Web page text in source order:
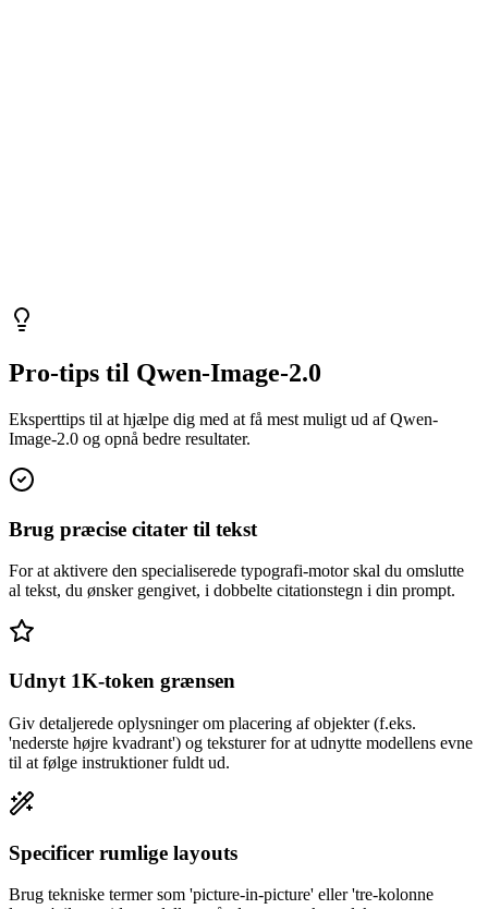
Pro-tips til Qwen-Image-2.0
Eksperttips til at hjælpe dig med at få mest muligt ud af Qwen-
Image-2.0 og opnå bedre resultater.
Brug præcise citater til tekst
For at aktivere den specialiserede typografi-motor skal du omslutte
al tekst, du ønsker gengivet, i dobbelte citationstegn i din prompt.
Udnyt 1K-token grænsen
Giv detaljerede oplysninger om placering af objekter (f.eks.
'nederste højre kvadrant') og teksturer for at udnytte modellens evne
til at følge instruktioner fuldt ud.
Specificer rumlige layouts
Brug tekniske termer som 'picture-in-picture' eller 'tre-kolonne